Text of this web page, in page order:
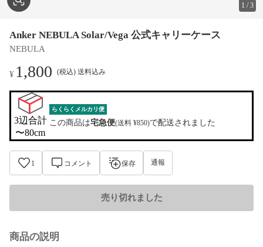
1 /3
Anker NEBULA Solar/Vega 公式キャリーケース
NEBULA
¥ 1,800 (税込) 送料込み
3辺合計
〜80cm
らくらくメルカリ便
この商品は宅急便(送料 ¥850)で配送されました
1 コメント 保存 通報
売り切れました
商品の説明